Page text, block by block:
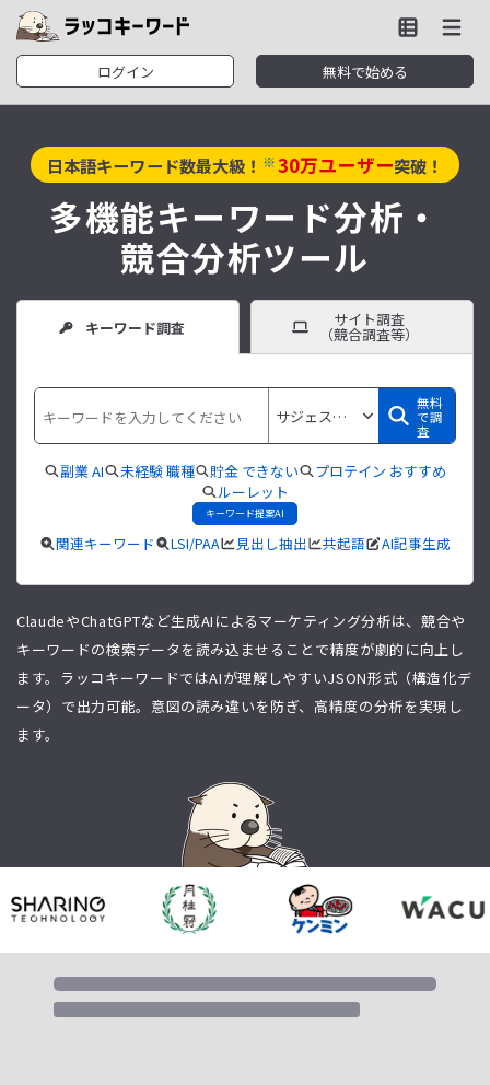
ログイン 無料で始める
日本語キーワード数最大級！ ※30万ユーザー突破！
多機能キーワード分析・
競合分析ツール
キーワード調査 サイト調査
（競合調査等）
無料
で調
査
副業 AI 未経験 職種 貯金 できない
プロテイン おすすめ
ルーレット
キーワード提案AI
関連キーワード LSI/PAA 見出し抽出 共起語 AI記事生成
ClaudeやChatGPTなど生成AIによるマーケティング分析は、競合や
キーワードの検索データを読み込ませることで精度が劇的に向上し
ます。ラッコキーワードではAIが理解しやすいJSON形式（構造化デ
ータ）で出力可能。意図の読み違いを防ぎ、高精度の分析を実現し
ます。